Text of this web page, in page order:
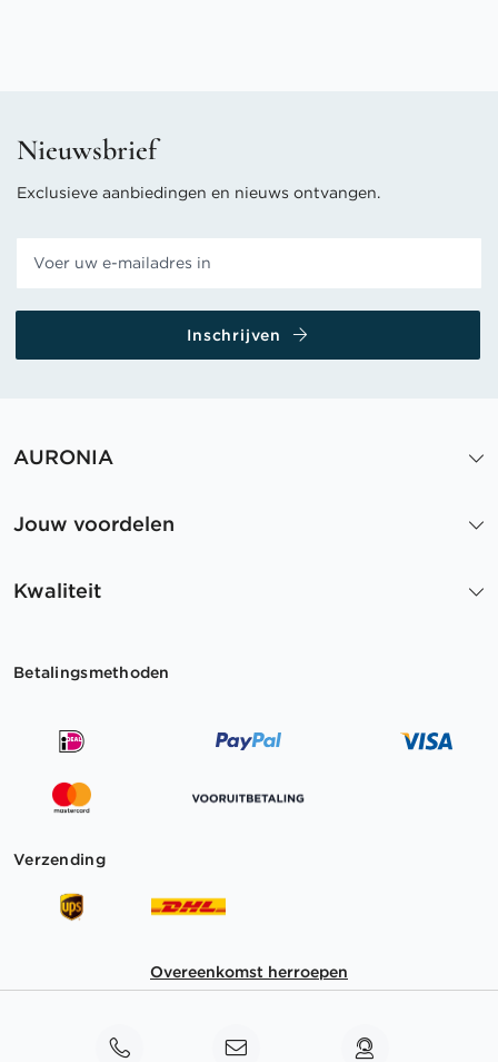
Nieuwsbrief
Exclusieve aanbiedingen en nieuws ontvangen.
Inschrijven
AURONIA
Jouw voordelen
Kwaliteit
Betalingsmethoden
Verzending
Overeenkomst herroepen